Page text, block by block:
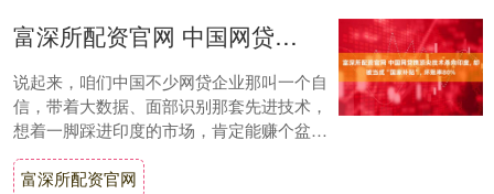
富深所配资官网 中国网贷携顶尖技术杀向印度, 却被当成“国家补贴”, 坏账率80%
说起来，咱们中国不少网贷企业那叫一个自
信，带着大数据、面部识别那套先进技术，
想着一脚踩进印度的市场，肯定能赚个盆满
钵满。 毕竟，谁不觉得印度14亿人口还都挺
年轻....
富深所配资官网